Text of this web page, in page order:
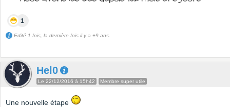
1
Edité 1 fois, la dernière fois il y a +9 ans.
Hel0
Le 22/12/2016 à 15h42 Membre super utile
Une nouvelle étape